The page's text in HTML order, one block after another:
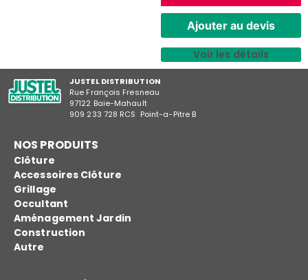
Ajouter au devis
Voir les détails
JUSTEL DISTRIBUTION
Rue François Fresneau
97122 Baie-Mahault
909 233 728 RCS Point-a-Pitre B
NOS PRODUITS
Clôture
Accessoires Clôture
Grillage
Occultant
Aménagement Jardin
Construction
Autre